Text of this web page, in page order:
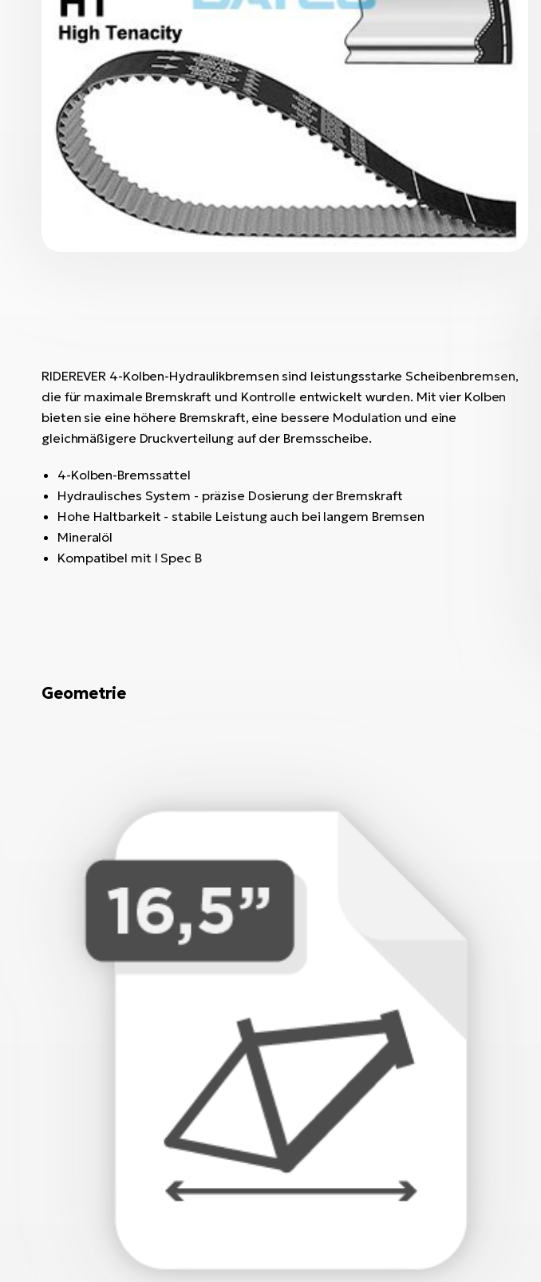
RIDEREVER 4-Kolben-Hydraulikbremsen sind leistungsstarke Scheibenbremsen,
die für maximale Bremskraft und Kontrolle entwickelt wurden. Mit vier Kolben
bieten sie eine höhere Bremskraft, eine bessere Modulation und eine
gleichmäßigere Druckverteilung auf der Bremsscheibe.
4-Kolben-Bremssattel
Hydraulisches System - präzise Dosierung der Bremskraft
Hohe Haltbarkeit - stabile Leistung auch bei langem Bremsen
Mineralöl
Kompatibel mit I Spec B
Geometrie